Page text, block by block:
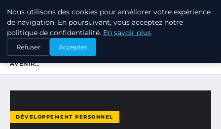
TUEZ-LES TOUS
ACCUEIL
DÉVELOPPEMENT PERSONNEL
VISION À LONG TERME : COMMENT PLANIFIER POUR UN
AVENIR…
DÉVELOPPEMENT PERSONNEL
Nous utilisons des cookies pour améliorer votre expérience
de navigation. En poursuivant, vous acceptez notre
politique de confidentialité. En savoir plus
Refuser Accepter